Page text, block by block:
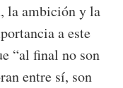
la ambición y la
a este
“al final no son
entre sí, son